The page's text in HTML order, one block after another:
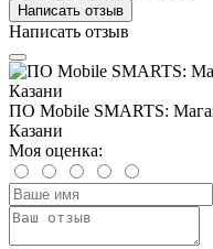
Написать отзыв
Написать отзыв
ПО Mobile SMARTS:
Казани
Моя оценка: